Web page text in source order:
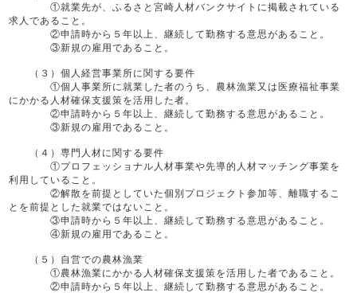
①就業先が、ふるさと宮崎人材バンクサイトに掲載されている
求人であること。
②申請時から５年以上、継続して勤務する意思があること。
③新規の雇用であること。
（３）個人経営事業所に関する要件
①個人事業所に就業した者のうち、農林漁業又は医療福祉事業
にかかる人材確保支援策を活用した者。
②申請時から５年以上、継続して勤務する意思があること。
③新規の雇用であること。
（４）専門人材に関する要件
①プロフェッショナル人材事業や先導的人材マッチング事業を
利用していること。
②解散を前提としていた個別プロジェクト参加等、離職するこ
とを前提とした就業ではないこと。
③申請時から５年以上、継続して勤務する意思があること。
④新規の雇用であること。
（５）自営での農林漁業
①農林漁業にかかる人材確保支援策を活用した者であること。
②申請時から５年以上、継続して勤務する意思があること。